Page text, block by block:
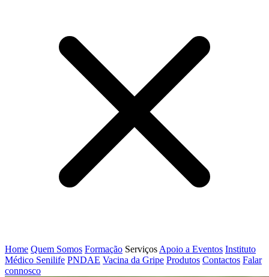
Home Quem Somos Formação Serviços Apoio a Eventos Instituto
Médico Senilife PNDAE Vacina da Gripe Produtos Contactos Falar
connosco